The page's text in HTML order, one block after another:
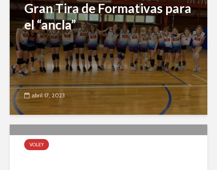
Gran Tira de Formativas para
el “ancla”
abril 17, 2023
VOLEY